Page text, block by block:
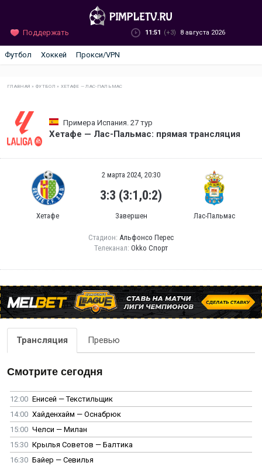
Поддержать 11:51 (+3) 8 августа 2026
Футбол Хоккей Прокси/VPN
ГЛАВНАЯ »ФУТБОЛ » ХЕТАФЕ — ЛАС-ПАЛЬМАС
Примера Испания. 27 тур
Хетафе — Лас-Пальмас: прямая трансляция
Хетафе
2 марта 2024, 20:30
3:3 (3:1,0:2)
Завершен Лас-Пальмас
Стадион: Альфонсо Перес
Телеканал: Okko Спорт
Трансляция Превью
Смотрите сегодня
12:00 Енисей — Текстильщик
14:00 Хайденхайм — Оснабрюк
15:00 Челси — Милан
15:30 Крылья Советов — Балтика
16:30 Байер — Севилья